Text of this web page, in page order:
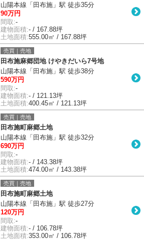
山陽本線「田布施」駅 徒歩35分
90万円
間取:-
建物面積:- / 167.88坪
土地面積:555.00㎡ / 167.88坪
売買｜売地
田布施麻郷団地 けやきだいら7号地
山陽本線「田布施」駅 徒歩38分
590万円
間取:-
建物面積:- / 121.13坪
土地面積:400.45㎡ / 121.13坪
売買｜売地
田布施町麻郷土地
山陽本線「田布施」駅 徒歩32分
690万円
間取:-
建物面積:- / 143.38坪
土地面積:474.00㎡ / 143.38坪
売買｜売地
田布施町麻郷土地
山陽本線「田布施」駅 徒歩27分
120万円
間取:-
建物面積:- / 106.78坪
土地面積:353.00㎡ / 106.78坪